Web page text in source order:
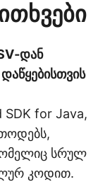
SDK for Java,
სრულ
კოდით.